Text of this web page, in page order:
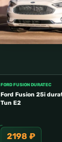
FORD FUSION DURATEC
Ford Fusion 25i
Tun E2
2198 ₽